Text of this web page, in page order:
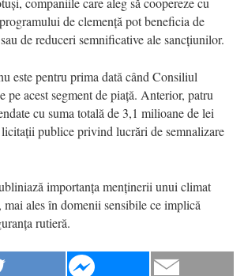
de clemență pot beneficia de
de reduceri semnificative ale sancțiunilor.
este pentru prima dată când Consiliul
pe acest segment de piață. Anterior, patru
cu suma totală de 3,1 milioane de lei
publice privind lucrări de semnalizare
importanța menținerii unui climat
mai ales în domenii sensibile ce implică
rutieră.